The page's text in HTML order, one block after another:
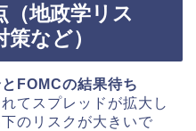
（地政学リス
など）
FOMCの結果待ち
てスプレッドが拡大し
のリスクが大きいで